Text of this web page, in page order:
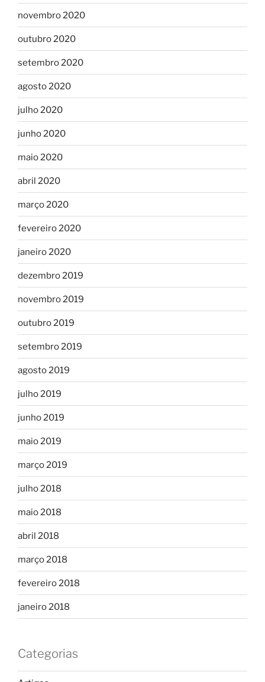
novembro 2020
outubro 2020
setembro 2020
agosto 2020
julho 2020
junho 2020
maio 2020
abril 2020
março 2020
fevereiro 2020
janeiro 2020
dezembro 2019
novembro 2019
outubro 2019
setembro 2019
agosto 2019
julho 2019
junho 2019
maio 2019
março 2019
julho 2018
maio 2018
abril 2018
março 2018
fevereiro 2018
janeiro 2018
Categorias